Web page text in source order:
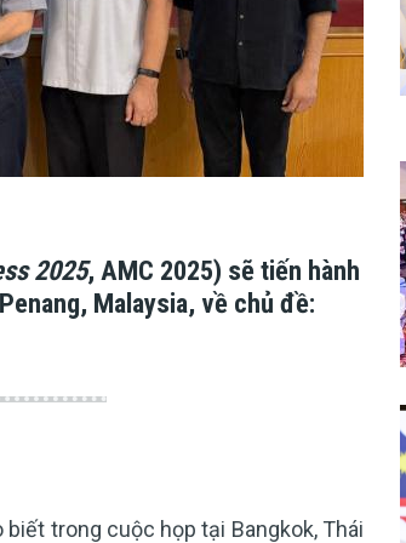
2025, AMC 2025) sẽ tiến hành
Malaysia, về chủ đề:
trong cuộc họp tại Bangkok, Thái